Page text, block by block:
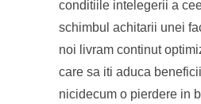
conditiile intelegerii a
schimbul achitarii unei
noi livram continut
care sa iti aduca
nicidecum o pierdere in